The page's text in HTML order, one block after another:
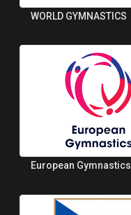
WORLD GYMNASTICS
European Gymnastics